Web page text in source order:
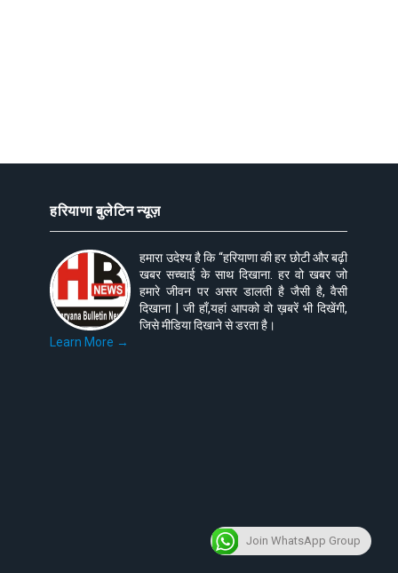
हरियाणा बुलेटिन न्यूज़
हमारा उदेश्य है कि “हरियाणा की हर छोटी और बढ़ी
खबर सच्चाई के साथ दिखाना. हर वो खबर जो
हमारे जीवन पर असर डालती है जैसी है, वैसी
दिखाना | जी हाँ,यहां आपको वो ख़बरें भी दिखेंगी,
जिसे मीडिया दिखाने से डरता है।
Learn More →
Join WhatsApp Group